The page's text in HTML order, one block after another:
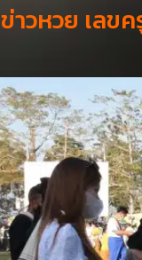
ข่าวหวย เลข